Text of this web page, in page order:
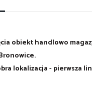
obiekt handlowo
lokalizacja - pierwsza